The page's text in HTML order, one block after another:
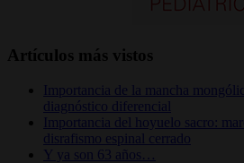
Artículos más vistos
Importancia de la mancha
diagnóstico diferencial
Importancia del hoyuelo sacro:
disrafismo espinal cerrado
Y ya son 63 años…